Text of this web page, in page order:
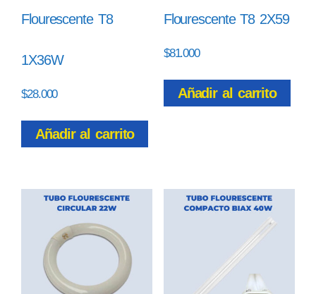
Flourescente T8
1X36W
$28.000
Añadir al carrito
Flourescente T8 2X59
$81.000
Añadir al carrito